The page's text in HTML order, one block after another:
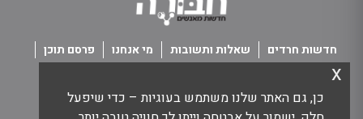
כן, גם האתר שלנו משתמש בעוגיות – כדי שיפעל
x
חדשות חרדים שאלות ותשובות מי אנחנו
פרסם תוכן
כל הזכויות שמורות חבורה - חדשות מאנשים